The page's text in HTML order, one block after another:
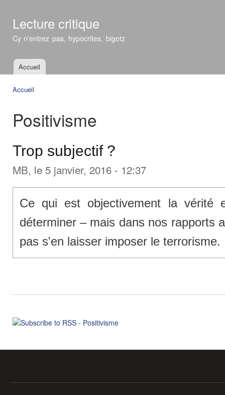
Lecture critique
Cy n'entrez pas, hypocrites, bigotz
Menu principal
Accueil
Accueil
Positivisme
Trop subjectif ?
MB, le 5 janvier, 2016 - 12:37
Ce qui est objectivement la vérité
déterminer – mais dans nos rapports
pas s'en laisser imposer le terrorisme.